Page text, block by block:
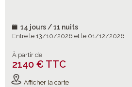
14 jours / 11 nuits
Entre le 13/10/2026 et le 01/12/2026
À partir de
2140 € TTC
Afficher la carte